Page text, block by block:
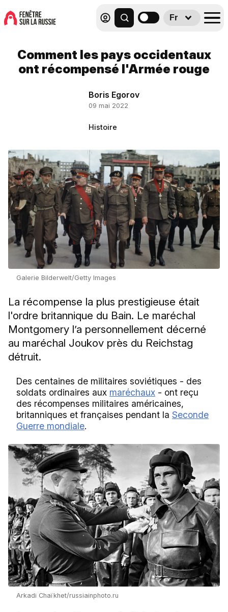
Fr
Comment les pays occidentaux
ont récompensé l'Armée rouge
Boris Egorov
09 mai 2022
Histoire
Galerie Bilderwelt/Getty Images
La récompense la plus prestigieuse était
l'ordre britannique du Bain. Le maréchal
Montgomery l’a personnellement décerné
au maréchal Joukov près du Reichstag
détruit.
Des centaines de militaires soviétiques - des
soldats ordinaires aux maréchaux - ont reçu
des récompenses militaires américaines,
britanniques et françaises pendant la Seconde
Guerre mondiale.
Arkadi Chaïkhet/russiainphoto.ru